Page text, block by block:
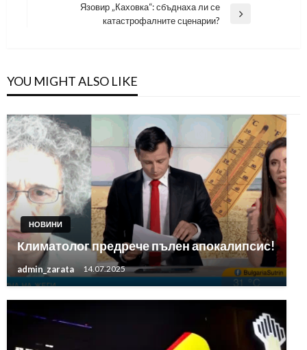
Язовир „Каховка“: сбъднаха ли се
катастрофалните сценарии?
YOU MIGHT ALSO LIKE
НОВИНИ
Климатолог предрече пълен апокалипсис!
admin_zarata 14.07.2025